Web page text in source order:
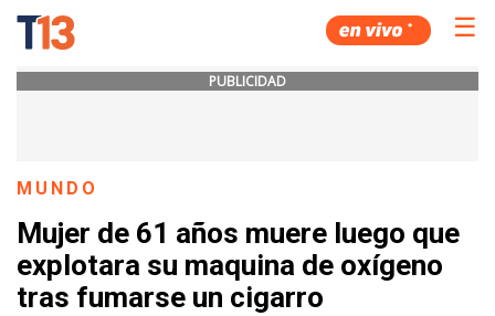
☰
PUBLICIDAD
MUNDO
Mujer de 61 años muere luego que
explotara su maquina de oxígeno
tras fumarse un cigarro